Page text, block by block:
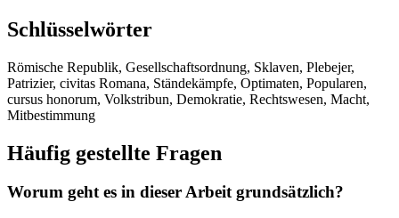
Schlüsselwörter
Römische Republik, Gesellschaftsordnung, Sklaven, Plebejer,
Patrizier, civitas Romana, Ständekämpfe, Optimaten, Popularen,
cursus honorum, Volkstribun, Demokratie, Rechtswesen, Macht,
Mitbestimmung
Häufig gestellte Fragen
Worum geht es in dieser Arbeit grundsätzlich?